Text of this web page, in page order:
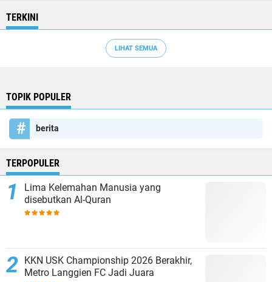
TERKINI
LIHAT SEMUA
TOPIK POPULER
berita
TERPOPULER
Lima Kelemahan Manusia yang
disebutkan Al-Quran
KKN USK Championship 2026 Berakhir,
Metro Langgien FC Jadi Juara